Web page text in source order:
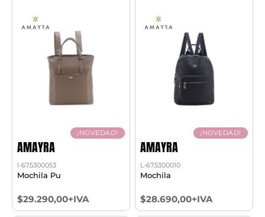
¡NOVEDAD!
AMAYRA
l-67.5300053
Mochila Pu
$29.290,00+IVA
¡NOVEDAD!
AMAYRA
L-67.5300010
Mochila
$28.690,00+IVA